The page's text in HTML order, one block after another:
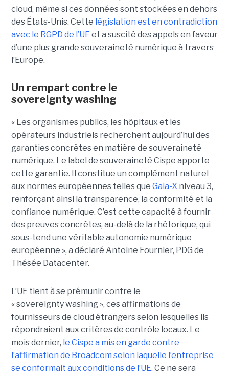
cloud, même si ces données sont stockées en dehors
des États-Unis. Cette législation est en contradiction
avec le RGPD de l’UEet a suscité des appels en faveur
d’une plus grande souveraineté numérique à travers
l’Europe.
Un rempart contre le
sovereignty washing
« Les organismes publics, les hôpitaux et les
opérateurs industriels recherchent aujourd’hui des
garanties concrètes en matière de souveraineté
numérique. Le label de souveraineté Cispe apporte
cette garantie. Il constitue un complément naturel
aux normes européennes telles que Gaia-Xniveau 3,
renforçant ainsi la transparence, la conformité et la
confiance numérique. C’est cette capacité à fournir
des preuves concrètes, au-delà de la rhétorique, qui
sous-tend une véritable autonomie numérique
européenne », a déclaré Antoine Fournier, PDG de
Thésée Datacenter.
L’UE tient à se prémunir contre le
« sovereignty washing », ces affirmations de
fournisseurs de cloud étrangers selon lesquelles ils
répondraient aux critères de contrôle locaux. Le
mois dernier, le Cispe a mis en garde contre
l’affirmation de Broadcom selon laquelle l’entreprise
se conformait aux conditions de l’UE. Ce ne sera